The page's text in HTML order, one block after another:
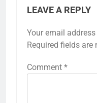
LEAVE A REPLY
Your email
Required fields are
Comment *